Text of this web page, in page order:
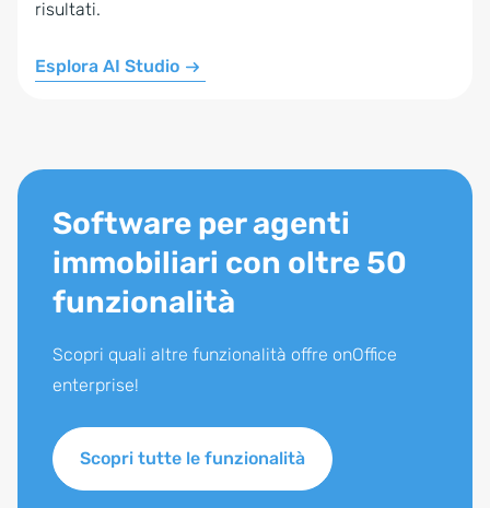
risultati.
Esplora AI Studio
Software per agenti
immobiliari con oltre 50
funzionalità
Scopri quali altre funzionalità offre onOffice
enterprise!
Scopri tutte le funzionalità